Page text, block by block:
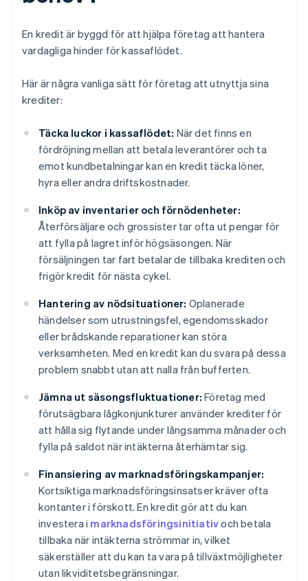
En kredit är byggd för att hjälpa företag att hantera
vardagliga hinder för kassaflödet.
Här är några vanliga sätt för företag att utnyttja sina
krediter:
Täcka luckor i kassaflödet: När det finns en
fördröjning mellan att betala leverantörer och ta
emot kundbetalningar kan en kredit täcka löner,
hyra eller andra driftskostnader.
Inköp av inventarier och förnödenheter:
Återförsäljare och grossister tar ofta ut pengar för
att fylla på lagret inför högsäsongen. När
försäljningen tar fart betalar de tillbaka krediten och
frigör kredit för nästa cykel.
Hantering av nödsituationer: Oplanerade
händelser som utrustningsfel, egendomsskador
eller brådskande reparationer kan störa
verksamheten. Med en kredit kan du svara på dessa
problem snabbt utan att nalla från bufferten.
Jämna ut säsongsfluktuationer: Företag med
förutsägbara lågkonjunkturer använder krediter för
att hålla sig flytande under långsamma månader och
fylla på saldot när intäkterna återhämtar sig.
Finansiering av marknadsföringskampanjer:
Kortsiktiga marknadsföringsinsatser kräver ofta
kontanter i förskott. En kredit gör att du kan
investera i marknadsföringsinitiativoch betala
tillbaka när intäkterna strömmar in, vilket
säkerställer att du kan ta vara på tillväxtmöjligheter
utan likviditetsbegränsningar.